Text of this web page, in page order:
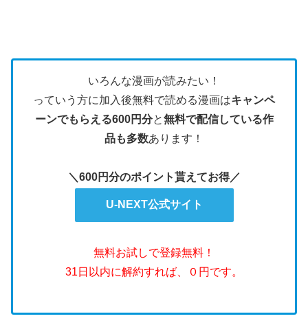
いろんな漫画が読みたい！
っていう方に加入後無料で読める漫画はキャンペ
ーンでもらえる600円分と無料で配信している作
品も多数あります！
＼600円分のポイント貰えてお得／
U-NEXT公式サイト
無料お試しで登録無料！
31日以内に解約すれば、０円です。